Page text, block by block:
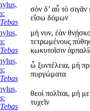
:
σὸν δ’ αὖ τὸ σιγᾶν
εἴσω δόμων
:
μή νυν, ἐὰν
τετρωμένους
κωκυτοῖσιν
:
ὦ ξυντέλεια, μὴ
πυργώματα
:
θεοὶ πολῖται, μή
τυχεῖν